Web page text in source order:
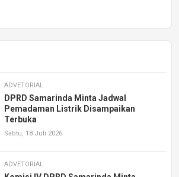
ADVETORIAL
DPRD Samarinda Minta Jadwal
Pemadaman Listrik Disampaikan
Terbuka
Sabtu, 18 Juli 2026
ADVETORIAL